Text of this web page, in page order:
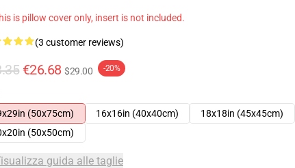
is pillow cover only, insert is not included.
(3 customer reviews)
€26.68 $29.00 -20%
(50x75cm)
16x16in (40x40cm)
18x18in (45x45cm)
(50x50cm)
guida alle taglie